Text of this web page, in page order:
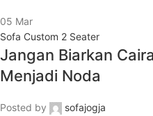
05 Mar
Sofa Custom 2 Seater
Jangan Biarkan
Menjadi Noda
Posted by
sofajogja